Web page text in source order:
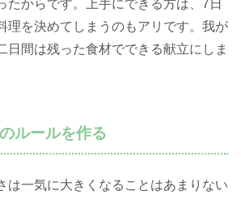
たからです。上手にできる方は、7日
理を決めてしまうのもアリです。我が
日間は残った食材でできる献立にしま
ルールを作る
は一気に大きくなることはあまりない